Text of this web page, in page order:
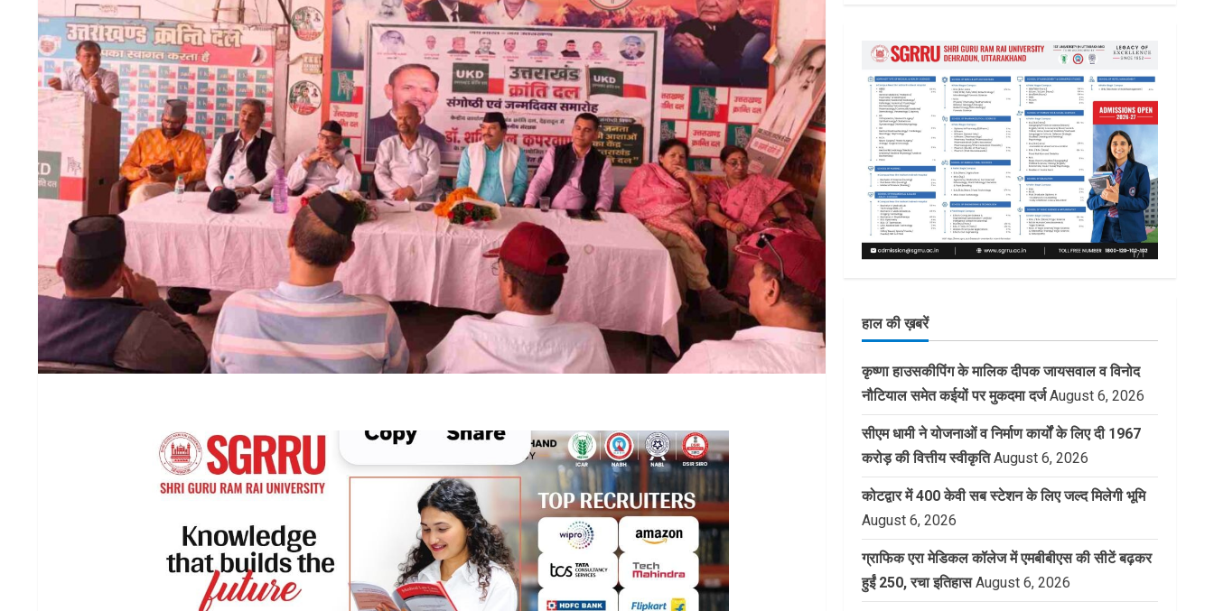
हाल की ख़बरें
कृष्णा हाउसकीपिंग के मालिक दीपक जायसवाल व विनोद
नौटियाल समेत कईयों पर मुकदमा दर्ज August 6, 2026
सीएम धामी ने योजनाओं व निर्माण कार्यों के लिए दी 1967
करोड़ की वित्तीय स्वीकृति August 6, 2026
कोटद्वार में 400 केवी सब स्टेशन के लिए जल्द मिलेगी भूमि
August 6, 2026
ग्राफिक एरा मेडिकल कॉलेज में एमबीबीएस की सीटें बढ़कर
हुईं 250, रचा इतिहास August 6, 2026